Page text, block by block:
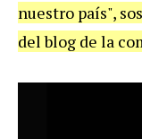
nuestro país",
del blog de la